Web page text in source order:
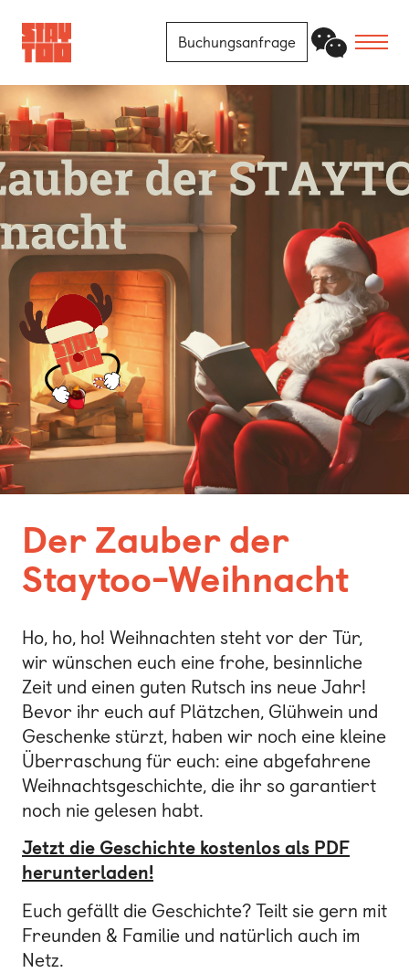
Buchungsanfrage
Apartments
Community
Journal
FAQ
Kontakt
Standorte
Berlin
Bonn
Kaiserslautern
München
Nürnberg
Der Zauber der
Staytoo-Weihnacht
Ho, ho, ho! Weihnachten steht vor der Tür,
wir wünschen euch eine frohe, besinnliche
Zeit und einen guten Rutsch ins neue Jahr!
Bevor ihr euch auf Plätzchen, Glühwein und
Geschenke stürzt, haben wir noch eine kleine
Überraschung für euch: eine abgefahrene
Weihnachtsgeschichte, die ihr so garantiert
noch nie gelesen habt.
Jetzt die Geschichte kostenlos als PDF
herunterladen!
Euch gefällt die Geschichte? Teilt sie gern mit
Freunden & Familie und natürlich auch im
Netz.